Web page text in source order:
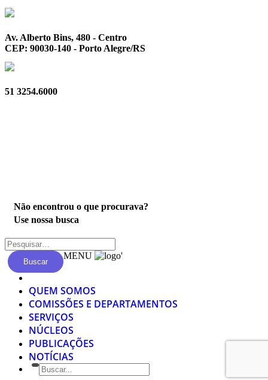
Av. Alberto Bins, 480 - Centro
CEP: 90030-140 - Porto Alegre/RS
51 3254.6000
Não encontrou o que procurava?
Use nossa busca
Buscar
MENU '
QUEM SOMOS
COMISSÕES E DEPARTAMENTOS
SERVIÇOS
NÚCLEOS
PUBLICAÇÕES
NOTÍCIAS